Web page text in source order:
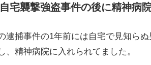
自宅襲撃強盗事件の後に精神病
逮捕事件の1年前には自宅で見知ら
、精神病院に入れられてました。